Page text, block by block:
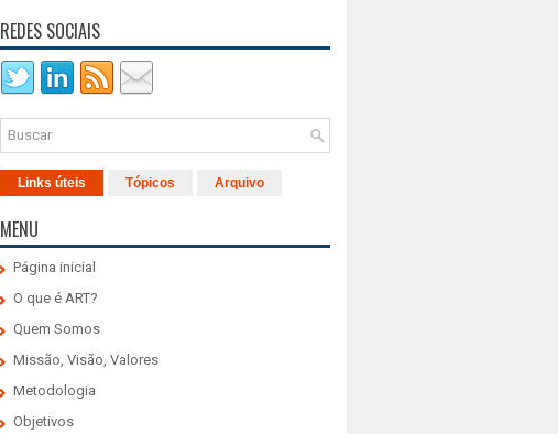
REDES SOCIAIS
Links úteis Tópicos Arquivo
MENU
Página inicial
O que é ART?
Quem Somos
Missão, Visão, Valores
Metodologia
Objetivos